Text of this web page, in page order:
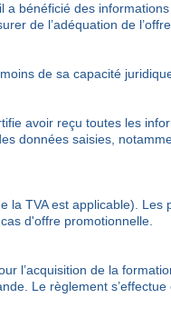
bénéficié des
de l’adéquation de
de sa capacité
avoir reçu toutes les
données saisies,
la TVA est applicable). Les
d'offre promotionnelle.
l’acquisition de la
Le règlement